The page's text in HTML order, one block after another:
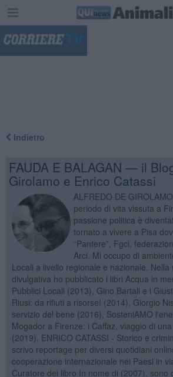
Indietro
FAUDA E BALAGAN — il
Girolamo e Enrico Catassi
ALFREDO DE
periodo di vita vissuta a
passione politica è
tornato a vivere a Pisa
“Pantere”, Fgci,
Arci. Mi occupo di
Locali a livello regionale e nazionale. Nella
divulgativa ho pubblicato i libri Acqua in
Pubblici Locali (2013), Gino Bartali e i
Riusi: da rifiuti a risorse! (2014), Giorgio
servizio del bene (2016), SosteniAMO
Mogador a Firenze: i Caffaz, viaggio di
(2019). ENRICO CATASSI - Storico e
scrivo reportage per diversi quotidiani
cooperazione internazionale nei Paesi in
Curatore del libro In nome di (2007), sono